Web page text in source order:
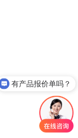
有产品报价单吗？